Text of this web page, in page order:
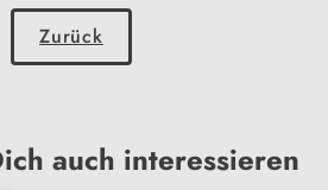
Zurück
auch interessieren